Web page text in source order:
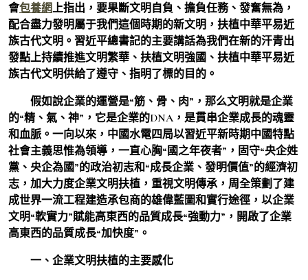
會包養網上指出，要果斷文明自負、擔負任務、發奮無為，
配合盡力發明屬于我們這個時期的新文明，扶植中華平易近
族古代文明。習近平總書記的主要講話為我們在新的汗青出
發點上持續推進文明繁華、扶植文明強國、扶植中華平易近
族古代文明供給了遵守、指明了標的目的。
假如說企業的運營是“筋、骨、肉”，那么文明就是企業
的“精、氣、神”，它是企業的DNA，是貫串企業成長的魂靈
和血脈。一向以來，中國水電四局以習近平新時期中國特點
社會主義思惟為領導，一直心胸“國之年夜者”，固守“央企姓
黨、央企為國”的政治初志和“成長企業、發明價值”的經濟初
志，加大力度企業文明扶植，重視文明傳承，周全策劃了建
成世界一流工程建造承包商的雄偉藍圖和實行途徑，以企業
文明“軟實力”賦能高東西的品質成長“強動力”，開啟了企業
高東西的品質成長“加快度”。
一、企業文明扶植的主要感化